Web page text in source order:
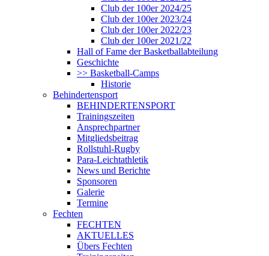
Club der 100er 2024/25
Club der 100er 2023/24
Club der 100er 2022/23
Club der 100er 2021/22
Hall of Fame der Basketballabteilung
Geschichte
>> Basketball-Camps
Historie
Behindertensport
BEHINDERTENSPORT
Trainingszeiten
Ansprechpartner
Mitgliedsbeitrag
Rollstuhl-Rugby
Para-Leichtathletik
News und Berichte
Sponsoren
Galerie
Termine
Fechten
FECHTEN
AKTUELLES
Übers Fechten